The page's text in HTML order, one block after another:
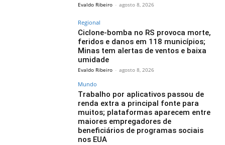
Evaldo Ribeiro - agosto 8, 2026
Regional
Ciclone-bomba no RS provoca morte,
feridos e danos em 118 municípios;
Minas tem alertas de ventos e baixa
umidade
Evaldo Ribeiro - agosto 8, 2026
Mundo
Trabalho por aplicativos passou de
renda extra a principal fonte para
muitos; plataformas aparecem entre
maiores empregadores de
beneficiários de programas sociais
nos EUA